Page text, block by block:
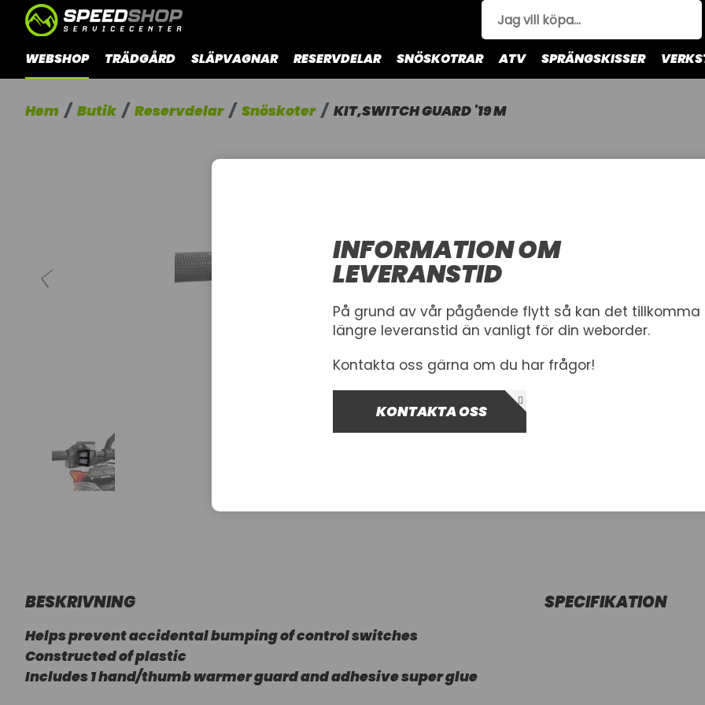
WEBSHOP TRÄDGÅRD SLÄPVAGNAR RESERVDELAR SNÖSKOTRAR ATV SPRÄNGSKISSER
Hem Butik Reservdelar Snöskoter KIT,SWITCH GUARD '19 M
Arctic Cat Switch
Artnr.
361,00 kr
Inkl. moms
I lager
BESKRIVNING
Helps prevent accidental bumping of control switches
Constructed of plastic
Includes 1 hand/thumb warmer guard and adhesive super glue
SPECIFIKATION
INFORMATION OM
LEVERANSTID
På grund av vår pågående flytt så kan det tillkomma
längre leveranstid än vanligt för din weborder.
Kontakta oss gärna om du har frågor!
KONTAKTA OSS